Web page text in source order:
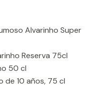
Alvarinho Super
Reserva 75cl
50 cl
10 años, 75 cl